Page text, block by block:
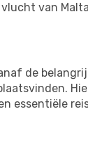
van
de
essentiële